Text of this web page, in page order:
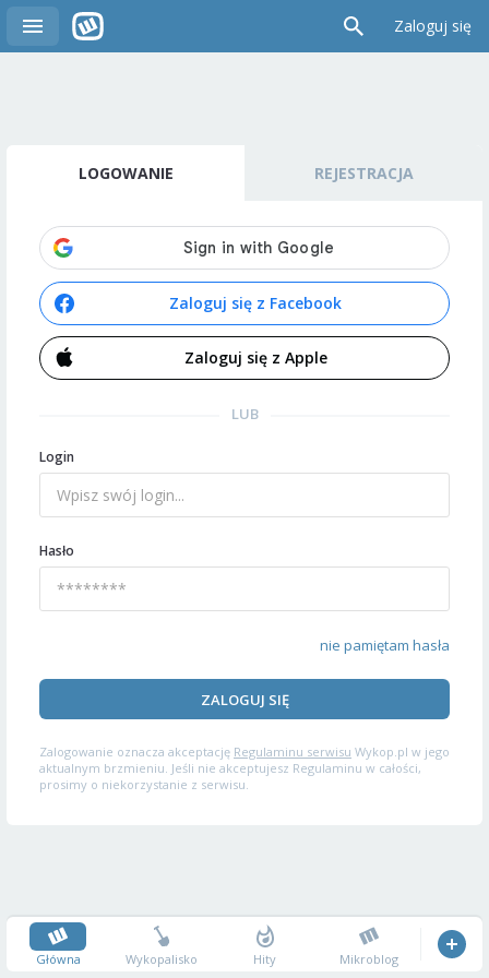
Zaloguj się
LOGOWANIE REJESTRACJA
Zaloguj się z Facebook
Zaloguj się z Apple
LUB
Login
Hasło
nie pamiętam hasła
ZALOGUJ SIĘ
Zalogowanie oznacza akceptację Regulaminu serwisu Wykop.pl w jego
aktualnym brzmieniu. Jeśli nie akceptujesz Regulaminu w całości,
prosimy o niekorzystanie z serwisu.
Główna Wykopalisko Hity Mikroblog